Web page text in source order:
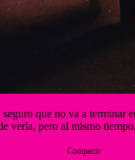
que no va a
verla, pero al mismo
Compartir